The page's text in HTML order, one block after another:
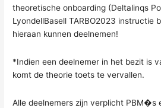
theoretische onboarding (Deltalinqs
LyondellBasell TARBO2023 instructie
hieraan kunnen deelnemen!
*Indien een deelnemer in het bezit is
komt de theorie toets te vervallen.
Alle deelnemers zijn verplicht PBM�s